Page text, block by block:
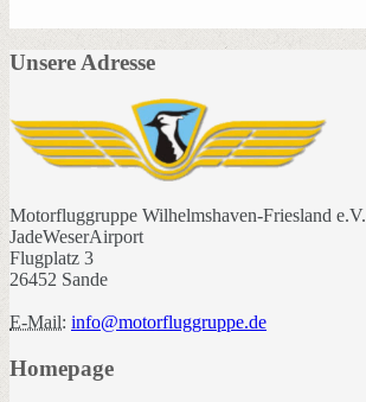
Unsere Adresse
Motorfluggruppe Wilhelmshaven-Friesland e.V.
JadeWeserAirport
Flugplatz 3
26452 Sande
E-Mail: info@motorfluggruppe.de
Homepage